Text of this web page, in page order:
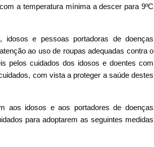
a temperatura mínima a descer para 9ºC
idosos e pessoas portadoras de doenças
ao uso de roupas adequadas contra o
pelos cuidados dos idosos e doentes com
com vista a proteger a saúde destes
aos idosos e aos portadores de doenças
para adoptarem as seguintes medidas